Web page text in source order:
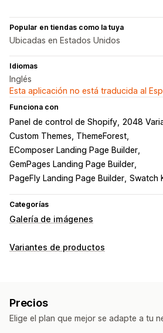
Popular en tiendas como la tuya
Ubicadas en Estados Unidos
Idiomas
Inglés
Esta aplicación no está traducida al
Funciona con
Panel de control de Shopify 2048
Custom Themes, ThemeForest
EComposer Landing Page Builder
GemPages Landing Page Builder
PageFly Landing Page Builder Swatch
Categorías
Galería de imágenes
Tipos de galerías
Personalización
Variantes de productos
Visualización de variantes
Precios
Elige el plan que mejor se adapte a tu